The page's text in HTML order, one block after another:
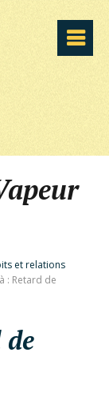
et relations
: Retard de